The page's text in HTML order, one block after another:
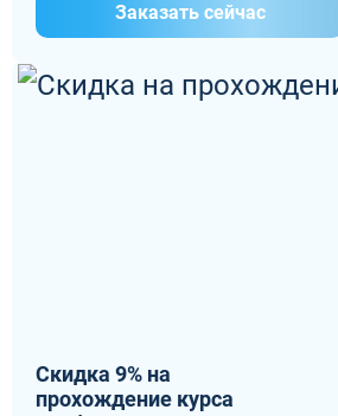
Заказать сейчас
Скидка 9% на
прохождение курса